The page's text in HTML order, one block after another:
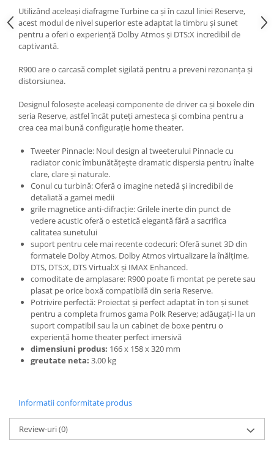
Utilizând aceleași diafragme Turbine ca și în cazul liniei Reserve,
acest modul de nivel superior este adaptat la timbru și sunet
pentru a oferi o experiență Dolby Atmos și DTS:X incredibil de
captivantă.
R900 are o carcasă complet sigilată pentru a preveni rezonanța și
distorsiunea.
Designul folosește aceleași componente de driver ca și boxele din
seria Reserve, astfel încât puteți amesteca și combina pentru a
crea cea mai bună configurație home theater.
Tweeter Pinnacle: Noul design al tweeterului Pinnacle cu
radiator conic îmbunătățește dramatic dispersia pentru înalte
clare, clare și naturale.
Conul cu turbină: Oferă o imagine netedă și incredibil de
detaliată a gamei medii
grile magnetice anti-difracție: Grilele inerte din punct de
vedere acustic oferă o estetică elegantă fără a sacrifica
calitatea sunetului
suport pentru cele mai recente codecuri: Oferă sunet 3D din
formatele Dolby Atmos, Dolby Atmos virtualizare la înălțime,
DTS, DTS:X, DTS Virtual:X și IMAX Enhanced.
comoditate de amplasare: R900 poate fi montat pe perete sau
plasat pe orice boxă compatibilă din seria Reserve.
Potrivire perfectă: Proiectat și perfect adaptat în ton și sunet
pentru a completa frumos gama Polk Reserve; adăugați-l la un
suport compatibil sau la un cabinet de boxe pentru o
experiență home theater perfect imersivă
dimensiuni produs: 166 x 158 x 320 mm
greutate neta: 3.00 kg
Informatii conformitate produs
Review-uri(0)